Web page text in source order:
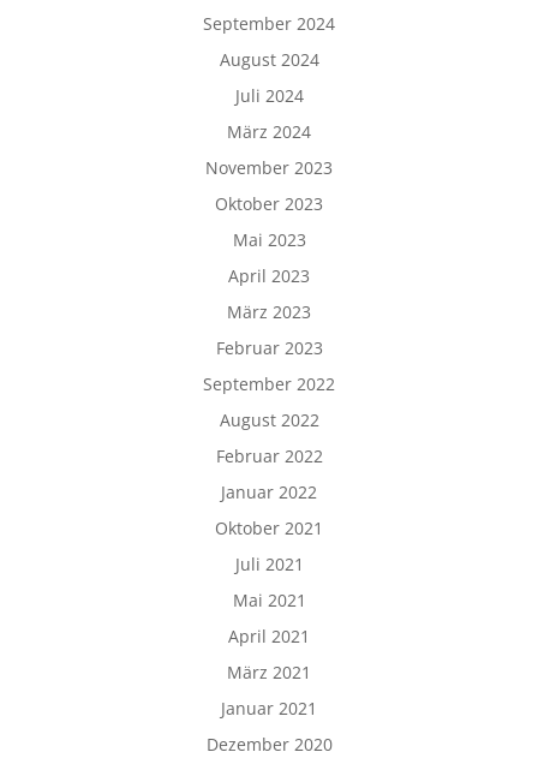
September 2024
August 2024
Juli 2024
März 2024
November 2023
Oktober 2023
Mai 2023
April 2023
März 2023
Februar 2023
September 2022
August 2022
Februar 2022
Januar 2022
Oktober 2021
Juli 2021
Mai 2021
April 2021
März 2021
Januar 2021
Dezember 2020